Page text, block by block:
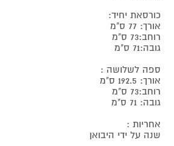
כורסאת יחיד:
אורך: 77 ס"מ
רוחב:73 ס"מ
גובה:71 ס"מ
ספה לשלושה :
אורך: 192.5 ס"מ
רוחב:73 ס"מ
גובה: 71 ס"מ
אחריות :
שנה על ידי היבואן